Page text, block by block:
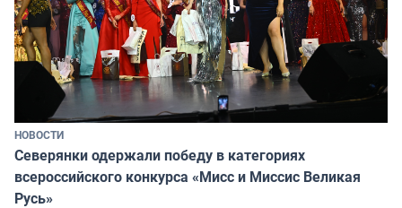
НОВОСТИ
Северянки одержали победу в категориях
всероссийского конкурса «Мисс и Миссис Великая
Русь»